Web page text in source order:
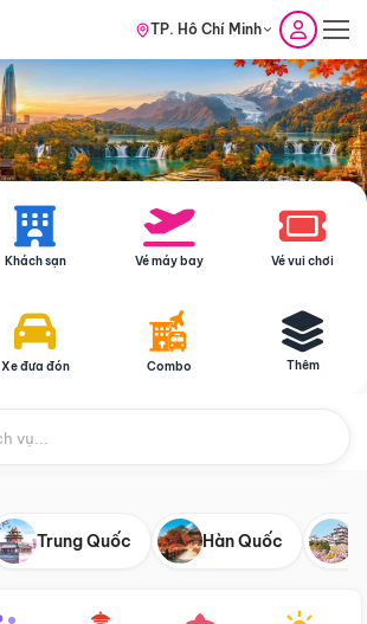
TP. Hồ Chí Minh
Khách sạn Vé máy bay Vé vui chơi
Xe đưa đón Combo Thêm
Trung Quốc Hàn Quốc